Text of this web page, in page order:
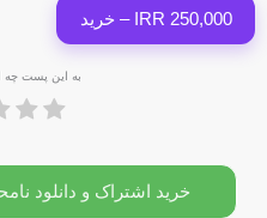
250,000 IRR – خرید
به این پست چه
خرید اشتراک و دانلود